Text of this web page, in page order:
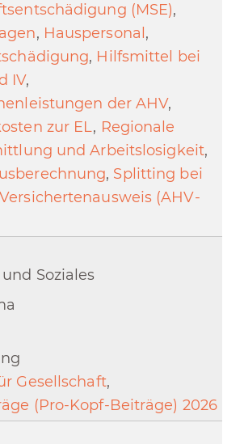
(MSE),
, Hauspersonal ,
, Hilfsmittel bei
IV,
der AHV,
zur EL, Regionale
und Arbeitslosigkeit,
, Splitting bei
Versichertenausweis (AHV-
Soziales
Gesellschaft,
(Pro-Kopf-Beiträge) 2026